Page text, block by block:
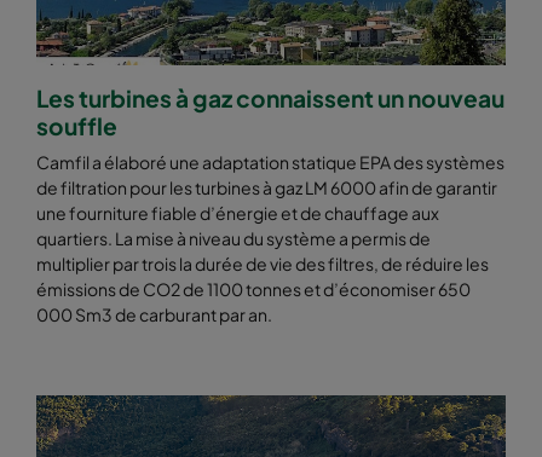
Les turbines à gaz connaissent un nouveau
souffle
Camfil a élaboré une adaptation statique EPA des systèmes
de filtration pour les turbines à gaz LM 6000 afin de garantir
une fourniture fiable d’énergie et de chauffage aux
quartiers. La mise à niveau du système a permis de
multiplier par trois la durée de vie des filtres, de réduire les
émissions de CO2 de 1100 tonnes et d’économiser 650
000 Sm3 de carburant par an.